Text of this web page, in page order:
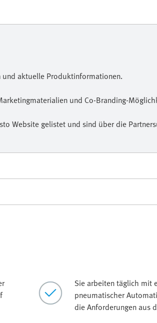
aktuelle Produktinformationen.
und Co-Branding-
Website gelistet und sind über die
Sie arbeiten täglich mit
pneumatischer
die Anforderungen aus